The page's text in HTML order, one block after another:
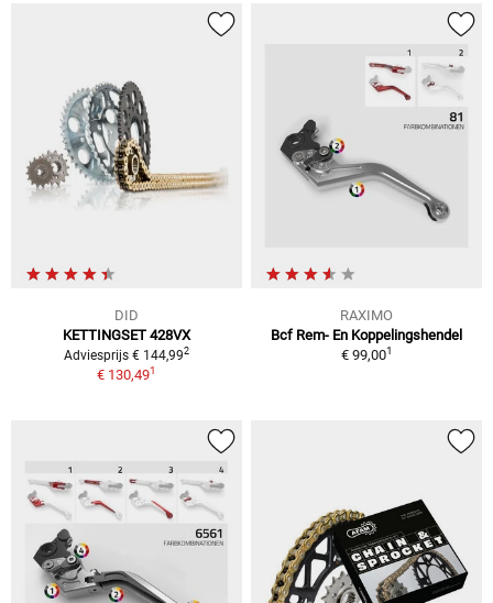
DID
KETTINGSET 428VX
Adviesprijs € 144,992
€ 130,491
RAXIMO
Bcf Rem- En Koppelingshendel
€ 99,001